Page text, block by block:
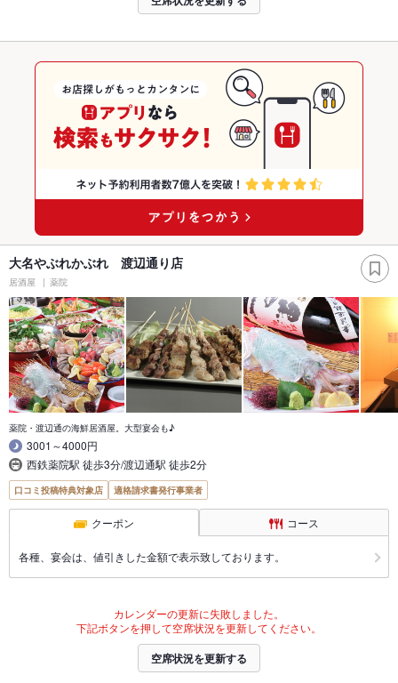
大名やぶれかぶれ 渡辺通り店
居酒屋 薬院
薬院・渡辺通の海鮮居酒屋。大型宴会も♪
3001～4000円
西鉄薬院駅 徒歩3分/渡辺通駅 徒歩2分
口コミ投稿特典対象店 適格請求書発行事業者
クーポン コース
各種、宴会は、値引きした金額で表示致しております。
カレンダーの更新に失敗しました。
下記ボタンを押して空席状況を更新してください。
空席状況を更新する